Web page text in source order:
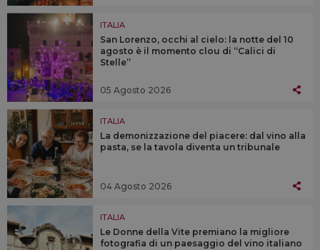
ITALIA
San Lorenzo, occhi al cielo: la notte del 10
agosto è il momento clou di “Calici di
Stelle”
05 Agosto 2026
ITALIA
La demonizzazione del piacere: dal vino alla
pasta, se la tavola diventa un tribunale
04 Agosto 2026
ITALIA
Le Donne della Vite premiano la migliore
fotografia di un paesaggio del vino italiano